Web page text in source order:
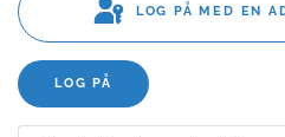
LOG PÅ MED EN
LOG PÅ